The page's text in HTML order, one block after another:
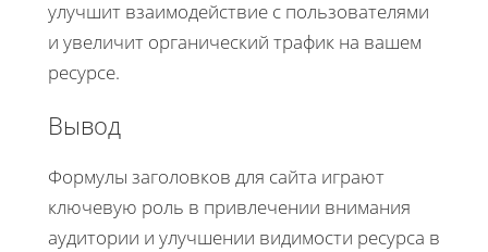
улучшит взаимодействие с пользователями
и увеличит органический трафик на вашем
ресурсе.
Вывод
Формулы заголовков для сайта играют
ключевую роль в привлечении внимания
аудитории и улучшении видимости ресурса в